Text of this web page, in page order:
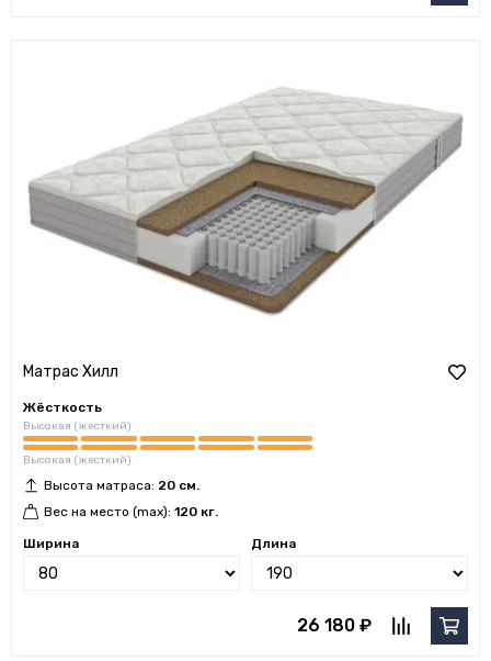
Матрас Хилл
Жёсткость
Высокая (жесткий)
Высокая (жесткий)
Высота матраса: 20 см.
Вес на место (max): 120 кг.
Ширина Длина
26 180 ₽